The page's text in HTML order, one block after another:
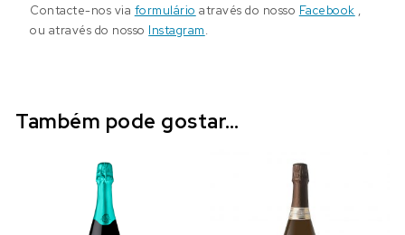
Contacte-nos via formulário através do nosso Facebook ,
ou através do nosso Instagram.
Também pode gostar…